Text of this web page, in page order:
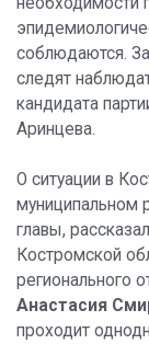
соблюдаются.
следят
кандидата
Аринцева.
О ситуации в
муниципальном
главы,
Костромской
регионального
Анастасия
проходит